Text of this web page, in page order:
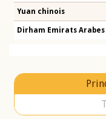
Yuan chinois
Dirham Emirats Arabes